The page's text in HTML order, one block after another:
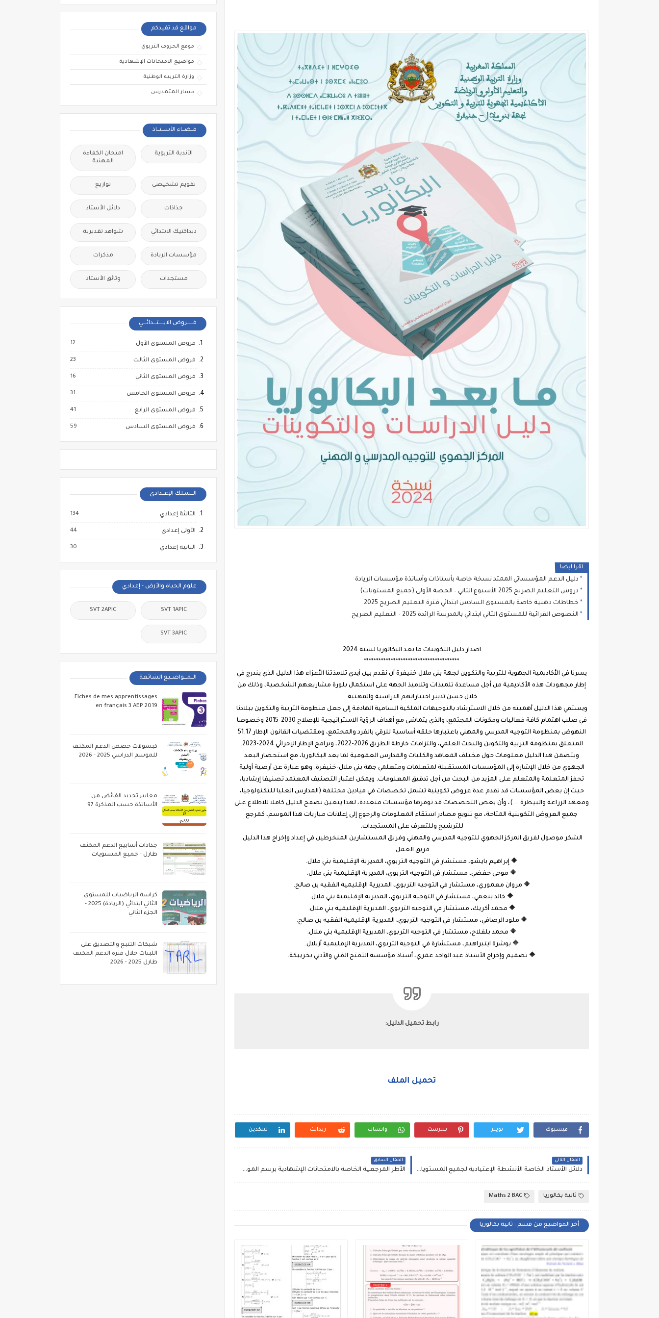
اقرا ايضا
دليل الدعم المؤسساتي الممتد نسخة خاصة بأستاذات وأساتذة مؤسسات الريادة
دروس التعليم الصريح 2025 الأسبوع الثاني – الحصة الأولى (جميع المستويات)
خطاطات ذهنية خاصة بالمستوى السادس ابتدائي فترة التعليم الصريح 2025
النصوص القرائية للمستوى الثاني ابتدائي بالمدرسة الرائدة 2025 - التعليم الصريح
اصدار دليل التكوينات ما بعد البكالوريا لسنة 2024
***************************************
يسرنا في الأكاديمية الجهوية للتربية والتكوين لجهة بني ملال خنيفرة أن نقدم بين أيدي تلامذتنا الأعزاء هذا الدليل الذي يندرج في
إطار مجهودات هذه الأكاديمية من أجل مساعدة تلميذات وتلاميذ الجهة على استكمال بلورة مشاريعهم الشخصية، وذلك من
خلال حسن تدبير اختياراتهم الدراسية والمهنية.
ويستقي هذا الدليل أهميته من خلال الاسترشاد بالتوجيهات الملكية السامية الهادفة إلى جعل منظومة التربية والتكوين ببلادنا
في صلب اهتمام كافة فعاليات ومكونات المجتمع، والذي يتماشى مع أهداف الرؤية الاستراتيجية للإصلاح 2030-2015 وخصوصا
النهوض بمنظومة التوجيه المدرسي والمهني باعتبارها حلقة أساسية للرقي بالفرد والمجتمع، ومقتضيات القانون الإطار 51.17
المتعلق بمنظومة التربية والتكوين والبحث العلمي، والتزامات خارطة الطريق 2026-2022، وبرامج الإطار الإجرائي 2024-2023.
ويتضمن هذا الدليل معلومات حول مختلف المعاهد والكليات والمدارس العمومية لما بعد البكالوريا، مع استحضار البعد
الجهوي من خلال الإشارة إلى المؤسسات المستقبلة لمتعلمات ومتعلمي جهة بني ملال-خنيفرة. وهو عبارة عن أرضية أولية
تحفز المتعلمة والمتعلم على المزيد من البحث من أجل تدقيق المعلومات. ويمكن اعتبار التصنيف المعتمد تصنيفا إرشاديا،
حيث إن بعض المؤسسات قد تقدم عدة عروض تكوينية تشمل تخصصات في ميادين مختلفة (المدارس العليا للتكنولوجيا،
ومعهد الزراعة والبيطرة ...)، وأن بعض التخصصات قد توفرها مؤسسات متعددة، لهذا يتعين تصفح الدليل كاملا للاطلاع على
جميع العروض التكوينية المتاحة، مع تنويع مصادر استقاء المعلومات والرجوع إلى إعلانات مباريات هذا الموسم، كمرجع
للترشيح وللتعرف على المستجدات.
الشكر موصول لفريق المركز الجهوي للتوجيه المدرسي والمهني وفريق المستشارين المنخرطين في إعداد وإخراج هذا الدليل.
فريق العمل:
🔶 إبراهيم بايشو، مستشار في التوجيه التربوي، المديرية الإقليمية بني ملال.
🔶 موحى حفضي، مستشار في التوجيه التربوي، المديرية الإقليمية بني ملال.
🔶 مروان معموري، مستشار في التوجيه التربوي، المديرية الإقليمية الفقيه بن صالح.
🔶 خالد بنعمي، مستشار في التوجيه التربوي، المديرية الإقليمية بني ملال.
🔶 محمد أكريك، مستشار في التوجيه التربوي، المديرية الإقليمية بني ملال.
🔶 ملود الرصافي، مستشار في التوجيه التربوي، المديرية الإقليمية الفقيه بن صالح.
🔶 محمد بلفلاح، مستشار في التوجيه التربوي، المديرية الإقليمية بني ملال.
🔶 بوشرة ايتبراهيم، مستشارة في التوجيه التربوي، المديرية الإقليمية أزيلال.
🔶 تصميم وإخراج الأستاذ عبد الواحد عمري، أستاذ مؤسسة التفتح الفني والأدبي بخريبكة.
رابط تحميل الدليل:
تحميل الملف
فيسبوك تويتر بنترست واتساب ريدايت لينكدين
المقال التالي
دلائل الأستاذ الخاصة الأنشطة الإعتيادية لجميع المستويات بالابتدائي
المقال السابق
الأطر المرجعية الخاصة بالامتحانات الإشهادية برسم الموسم الدراسي 2024
ثانية بكالوريا Maths 2 BAC
أخر المواضيع من قسم : ثانية بكالوريا
مواقع قد تفيدكم
موقع الحروف التربوي
مواضيع الامتحانات الإشهادية
وزارة التربية الوطنية
مسار المتمدرس
فــضــاء الأســتــاذ
الأندية التربوية
امتحان الكفاءة
المهنية
تقويم تشخيصي توازيع
جذاذات دلائل الأستاذ
ديداكتيك الابتدائي شواهد تقديرية
مؤسسات الريادة مذكرات
مستجدات وثائق الأستاذ
فــــــروض الابـــــتـــدائــــي
فروض المستوى الأول 12
فروض المستوى الثالث 23
فروض المستوى الثاني 16
فروض المستوى الخامس 31
فروض المستوى الرابع 41
فروض المستوى السادس 59
الــسـلك الإعــدادي
الثالثة إعدادي 134
الأولى إعدادي 44
الثانية إعدادي 30
علوم الحياة والأرض - إعدادي
SVT 1APIC
SVT 2APIC
SVT 3APIC
الــمـــواضــيع الشائعة
Fiches de mes apprentissages
en français 3 AEP 2019
كبسولات حصص الدعم المكثف
للموسم الدراسي 2025 - 2026
معايير تحديد الفائض من
الأساتذة حسب المذكرة 97
جذاذات أسابيع الدعم المكثف
طارل - جميع المستويات
كراسة الرياضيات للمستوى
الثاني ابتدائي (الريادة) 2025 -
الجزء الثاني
شبكات التتبع والتصديق على
اللبنات خلال فترة الدعم المكثف
طارل 2025 - 2026